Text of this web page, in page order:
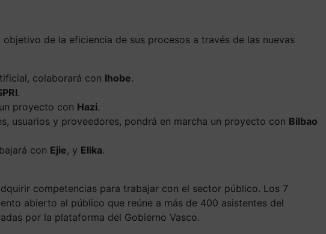
de la eficiencia de sus procesos a través de las nuevas
colaborará con Ihobe.
.
proyecto con Hazi.
usuarios y proveedores, pondrá en marcha un proyecto con Bilbao
con Ejie, y Elika.
competencias para trabajar con el sector público. Los 7
abierto al público que reúne a más de 400 asistentes del
por la plataforma del Gobierno Vasco.